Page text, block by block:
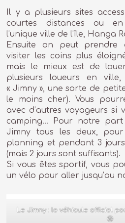
Il y a plusieurs sites
courtes distances ou
l’unique ville de l’île, Hanga
Ensuite on peut prendre
visiter les coins plus
mais le mieux est de
plusieurs loueurs en
« Jimny », une sorte de
le moins cher). Vous
avec d’autres voyageurs si
camping… Pour notre
Jimny tous les deux,
planning et pendant 3
(mais 2 jours sont suffisants).
Si vous êtes sportif, vous
un vélo pour aller jusqu’au
Le Jimny : le véhicule officiel
😆